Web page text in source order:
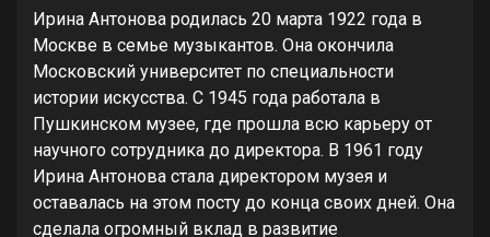
Ирина Антонова родилась 20 марта 1922 года в
Москве в семье музыкантов. Она окончила
Московский университет по специальности
истории искусства. С 1945 года работала в
Пушкинском музее, где прошла всю карьеру от
научного сотрудника до директора. В 1961 году
Ирина Антонова стала директором музея и
оставалась на этом посту до конца своих дней. Она
сделала огромный вклад в развитие